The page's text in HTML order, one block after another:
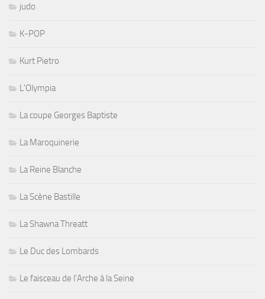
judo
K-POP
Kurt Pietro
L'Olympia
La coupe Georges Baptiste
La Maroquinerie
La Reine Blanche
La Scène Bastille
La Shawna Threatt
Le Duc des Lombards
Le faisceau de l'Arche à la Seine